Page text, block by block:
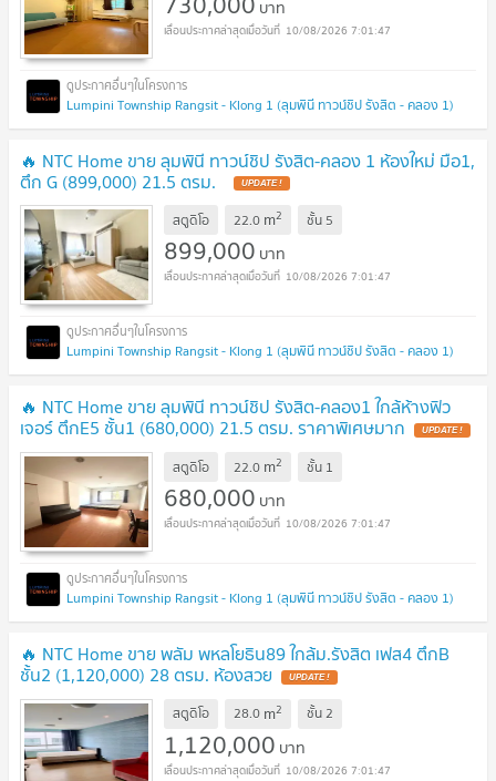
บาท
10/08/2026 7:01:47
Lumpini Township Rangsit - Klong 1 (ลุมพินี ทาวน์ชิป รังสิต - คลอง 1)
🔥 NTC Home ขาย ลุมพินี ทาวน์ชิป รังสิต-คลอง 1 ห้องใหม่ มือ1,
ตึก G (899,000) 21.5 ตรม. UPDATE !
สตูดิโอ 22.0 m2 ชั้น 5
899,000 บาท
10/08/2026 7:01:47
Lumpini Township Rangsit - Klong 1 (ลุมพินี ทาวน์ชิป รังสิต - คลอง 1)
🔥 NTC Home ขาย ลุมพินี ทาวน์ชิป รังสิต-คลอง1 ใกล้ห้างฟิว
เจอร์ ตึกE5 ชั้น1 (680,000) 21.5 ตรม. ราคาพิเศษมาก UPDATE !
สตูดิโอ 22.0 m2 ชั้น 1
680,000 บาท
10/08/2026 7:01:47
Lumpini Township Rangsit - Klong 1 (ลุมพินี ทาวน์ชิป รังสิต - คลอง 1)
🔥 NTC Home ขาย พลัม พหลโยธิน89 ใกล้ม.รังสิต เฟส4 ตึกB
ชั้น2 (1,120,000) 28 ตรม. ห้องสวย UPDATE !
สตูดิโอ 28.0 m2 ชั้น2
1,120,000 บาท
10/08/2026 7:01:47